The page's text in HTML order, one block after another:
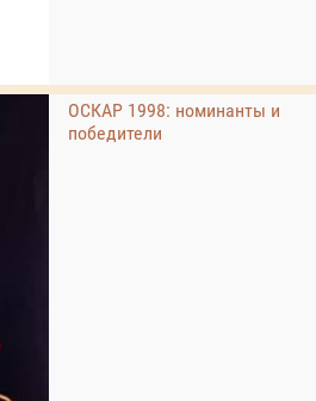
ОСКАР 1998: номинанты и
победители